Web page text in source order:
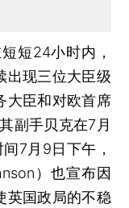
短24小时内，
出现三位大臣级
大臣和对欧首席
副手贝克在7月
7月9日下午，
）也宣布因
英国政局的不稳